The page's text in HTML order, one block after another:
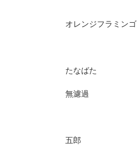
オレンジフラミンゴ
たなばた
無濾過
五郎